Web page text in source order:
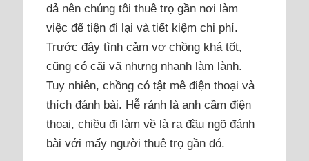
dả nên chúng tôi thuê trọ gần nơi làm
việc để tiện đi lại và tiết kiệm chi phí.
Trước đây tình cảm vợ chồng khá tốt,
cũng có cãi vã nhưng nhanh làm lành.
Tuy nhiên, chồng có tật mê điện thoại và
thích đánh bài. Hễ rảnh là anh cầm điện
thoại, chiều đi làm về là ra đầu ngõ đánh
bài với mấy người thuê trọ gần đó.